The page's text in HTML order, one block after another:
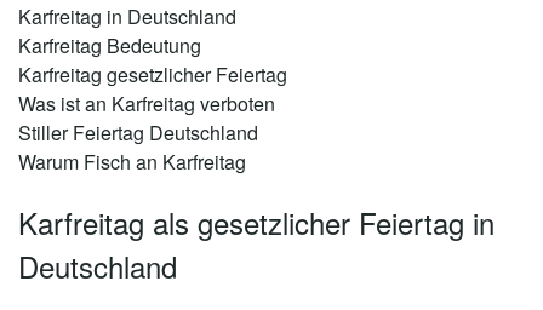
Karfreitag in Deutschland
Karfreitag Bedeutung
Karfreitag gesetzlicher Feiertag
Was ist an Karfreitag verboten
Stiller Feiertag Deutschland
Warum Fisch an Karfreitag
Karfreitag als gesetzlicher Feiertag in
Deutschland